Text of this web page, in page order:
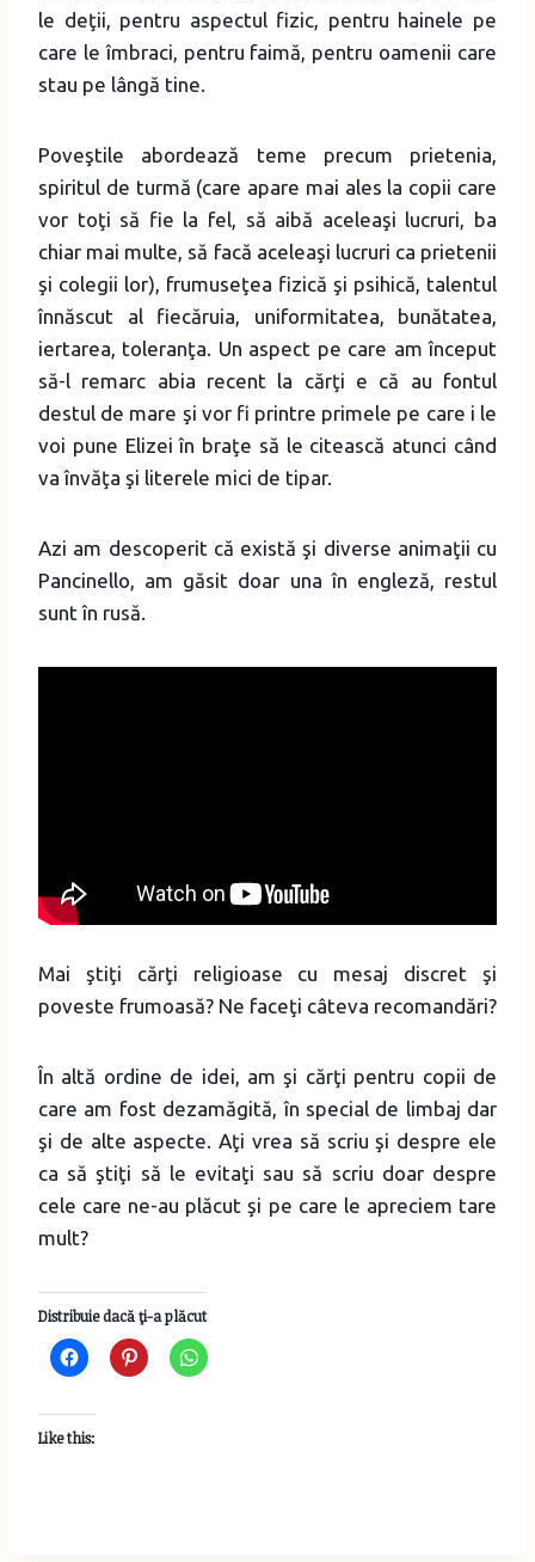
le deţii, pentru aspectul fizic, pentru hainele pe
care le îmbraci, pentru faimă, pentru oamenii care
stau pe lângă tine.
Poveştile abordează teme precum prietenia,
spiritul de turmă (care apare mai ales la copii care
vor toţi să fie la fel, să aibă aceleaşi lucruri, ba
chiar mai multe, să facă aceleaşi lucruri ca prietenii
şi colegii lor), frumuseţea fizică şi psihică, talentul
înnăscut al fiecăruia, uniformitatea, bunătatea,
iertarea, toleranţa. Un aspect pe care am început
să-l remarc abia recent la cărţi e că au fontul
destul de mare şi vor fi printre primele pe care i le
voi pune Elizei în braţe să le citească atunci când
va învăţa şi literele mici de tipar.
Azi am descoperit că există şi diverse animaţii cu
Pancinello, am găsit doar una în engleză, restul
sunt în rusă.
Mai ştiţi cărţi religioase cu mesaj discret şi
poveste frumoasă? Ne faceţi câteva recomandări?
În altă ordine de idei, am şi cărţi pentru copii de
care am fost dezamăgită, în special de limbaj dar
şi de alte aspecte. Aţi vrea să scriu şi despre ele
ca să ştiţi să le evitaţi sau să scriu doar despre
cele care ne-au plăcut şi pe care le apreciem tare
mult?
Distribuie dacă ţi-a plăcut
Like this: